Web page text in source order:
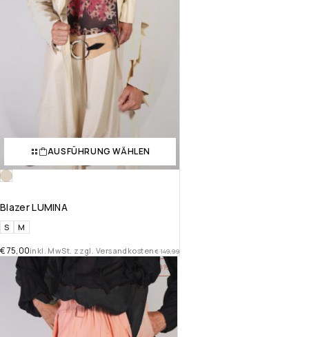
AUSFÜHRUNG WÄHLEN
Blazer LUMINA
S M
€149,99
€75,00inkl. MwSt. zzgl. Versandkosten
-50%